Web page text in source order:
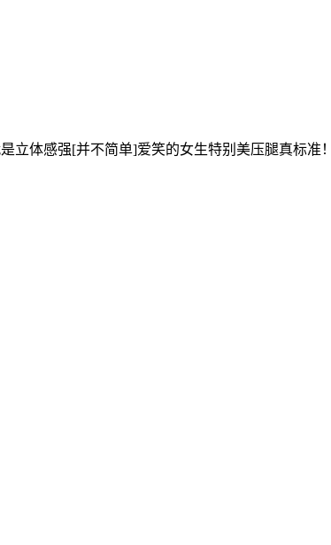
立体感强[并不简单]爱笑的女生特别美压腿真标